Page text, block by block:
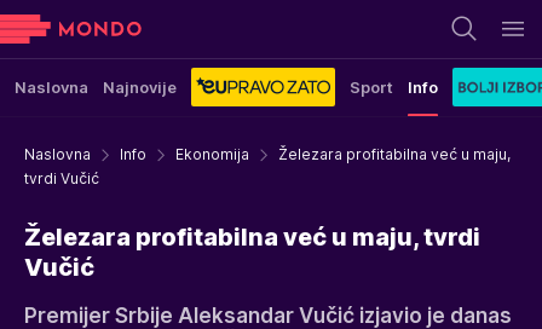
Naslovna Najnovije Sport Info
Naslovna Info Ekonomija
Železara profitabilna već u maju,
tvrdi Vučić
Železara profitabilna već u maju, tvrdi
Vučić
Premijer Srbije Aleksandar Vučić izjavio je danas